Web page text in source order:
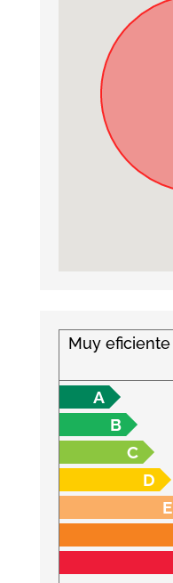
Muy eficiente
A
B
C
D
E